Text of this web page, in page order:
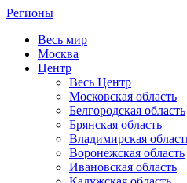
Регионы
Весь мир
Москва
Центр
Весь Центр
Московская область
Белгородская область
Брянская область
Владимирская
Воронежская область
Ивановская область